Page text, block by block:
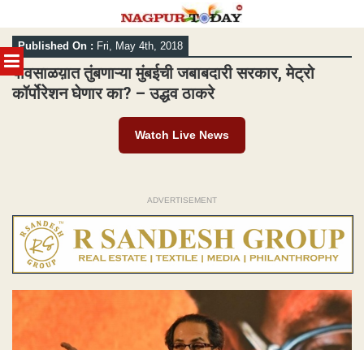
MENU
Skip
to
content
Published On : Fri, May 4th, 2018
पावसाळय़ात तुंबणाऱ्या मुंबईची जबाबदारी सरकार, मेट्रो
कॉर्पोरेशन घेणार का? – उद्धव ठाकरे
Watch Live News
ADVERTISEMENT